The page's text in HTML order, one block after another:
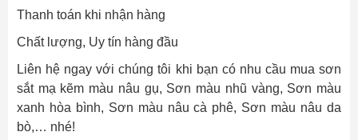
Thanh toán khi nhận hàng
Chất lượng, Uy tín hàng đầu
Liên hệ ngay với chúng tôi khi bạn có nhu cầu mua sơn
sắt mạ kẽm màu nâu gụ, Sơn màu nhũ vàng, Sơn màu
xanh hòa bình, Sơn màu nâu cà phê, Sơn màu nâu da
bò,… nhé!